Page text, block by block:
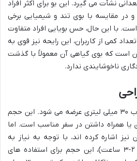
نشأت می گیرد. این بو برای اکثر افراد
در مقایسه با بوی تند و شیمیایی برخی
است. با این حال، حس بویایی افراد متفاوت
کمی از کاربران، این رایحه نیز قوی به
است که بوی گیاهی آن معمولاً با گذشت
ناخوشایندی ندارد.
کرم ریپل گل در یک تیوب ۳۰ میلی لیتری عرضه می شود. این حجم
یا همراه داشتن در سفر مناسب است. اما
نیز اشاره کرده اند، با توجه به نیاز به
تمدید مکرر مصرف (هر ۲-۳ ساعت)، این حجم برای استفاده های